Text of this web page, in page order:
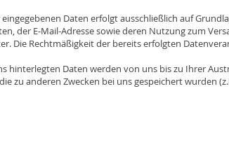
Daten erfolgt ausschließlich auf
der E-Mail-Adresse sowie deren Nutzung zum
Die Rechtmäßigkeit der bereits erfolgten
hinterlegten Daten werden von uns bis zu Ihrer
zu anderen Zwecken bei uns gespeichert wurden